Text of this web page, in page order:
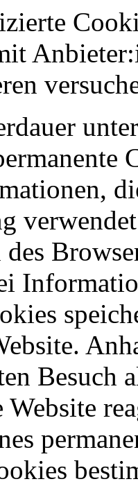
Besuch